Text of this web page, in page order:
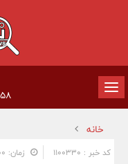
تغییر
وضعیت
ناوبری
۱۷:۲۲:۵۸ ۱۴۰۵/۰۵/۱۸
خانه
کد خبر : 1100330 زمان: ۰۰:۰۰:۰۰ - تاریخ: ۱۴۰۳/۰۶/۲۴